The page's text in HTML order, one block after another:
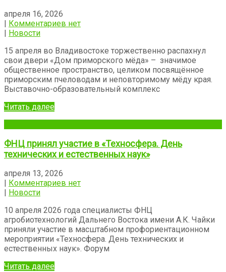
апреля 16, 2026
Комментариев нет
Новости
15 апреля во Владивостоке торжественно распахнул
свои двери «Дом приморского мёда» – значимое
общественное пространство, целиком посвящённое
приморским пчеловодам и неповторимому мёду края.
Выставочно-образовательный комплекс
Читать далее
ФНЦ принял участие в «Техносфера. День
технических и естественных наук»
апреля 13, 2026
Комментариев нет
Новости
10 апреля 2026 года специалисты ФНЦ
агробиотехнологий Дальнего Востока имени А.К. Чайки
приняли участие в масштабном профориентационном
мероприятии «Техносфера. День технических и
естественных наук». Форум
Читать далее